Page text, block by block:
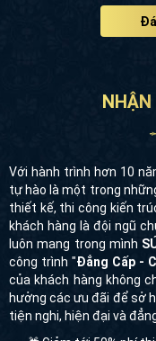
Với hành trình hơn 10
tự hào là một trong
thiết kế, thi công kiến
khách hàng là đội ngũ
luôn mang trong mình
công trình "Đẳng Cấp -
của khách hàng không
hưởng các ưu đãi để sở
tiện nghi, hiện đại và